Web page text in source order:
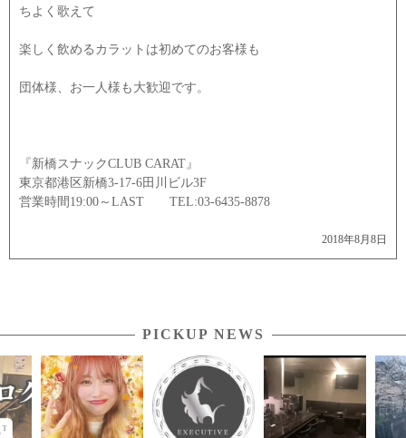
ちよく歌えて
楽しく飲めるカラットは初めてのお客様も
団体様、お一人様も大歓迎です。
『新橋スナックCLUB CARAT』
東京都港区新橋3-17-6田川ビル3F
営業時間19:00～LAST TEL:03-6435-8878
2018年8月8日
PICKUP NEWS